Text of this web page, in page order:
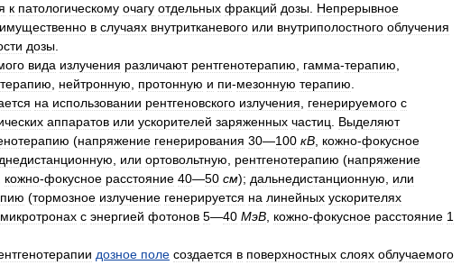
к патологическому очагу отдельных фракций дозы. Непрерывное
в случаях внутритканевого или внутриполостного облучения
дозы.
вида излучения различают рентгенотерапию, гамма-терапию,
терапию, нейтронную, протонную и пи-мезонную терапию.
на использовании рентгеновского излучения, генерируемого с
аппаратов или ускорителей заряженных частиц. Выделяют
(напряжение генерирования 30—100 кВ, кожно-фокусное
, или ортовольтную, рентгенотерапию (напряжение
кожно-фокусное расстояние 40—50 см); дальнедистанционную, или
(тормозное излучение генерируется на линейных ускорителях
микротронах с энергией фотонов 5—40 МэВ, кожно-фокусное расстояние 1
дозное поле создается в поверхностных слоях облучаемого